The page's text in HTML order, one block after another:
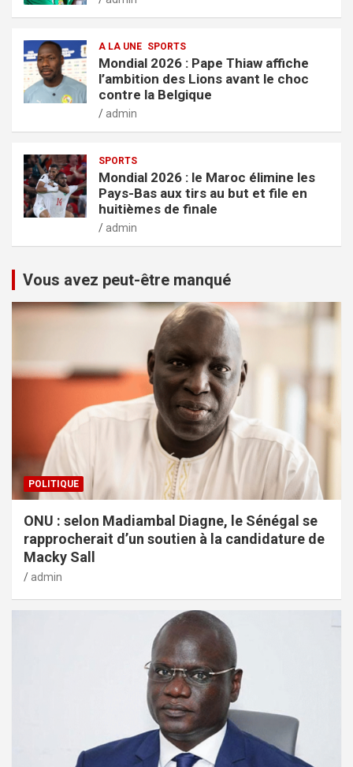
A LA UNE SPORTS
Mondial 2026 : Pape Thiaw affiche
l’ambition des Lions avant le choc
contre la Belgique
admin
SPORTS
Mondial 2026 : le Maroc élimine les
Pays-Bas aux tirs au but et file en
huitièmes de finale
admin
Vous avez peut-être manqué
POLITIQUE
ONU : selon Madiambal Diagne, le Sénégal se
rapprocherait d’un soutien à la candidature de
Macky Sall
admin